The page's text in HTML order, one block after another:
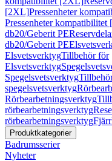
[2XL]Pressenheter
Pressenheter kompatibilitet
db20/Geberit PE
db20/Geberit PE
ElsvetsverktygTillbehör för
Elsvetsverktyg
Spegelsvetsverktyg
spegelsvetsverktyg
Rörbearbetningsverktyg
rörbearbetningsverktyg
rörbearbetningsverktyg
Produktkategorier
Badrumsserier
Nyheter